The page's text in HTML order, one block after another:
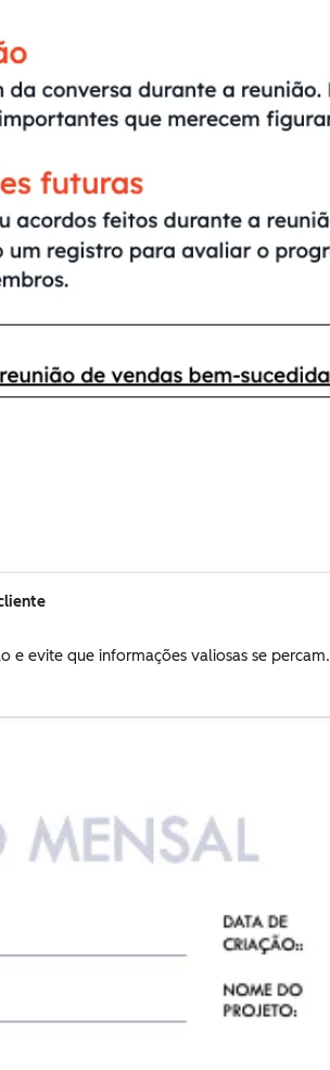
e evite que informações valiosas se percam.